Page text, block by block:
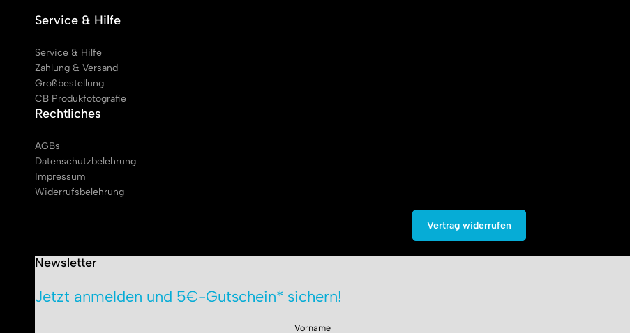
Service & Hilfe
Service & Hilfe
Zahlung & Versand
Großbestellung
CB Produkfotografie
Rechtliches
AGBs
Datenschutzbelehrung
Impressum
Widerrufsbelehrung
Vertrag widerrufen
Newsletter
Jetzt anmelden und 5€-Gutschein* sichern!
Vorname